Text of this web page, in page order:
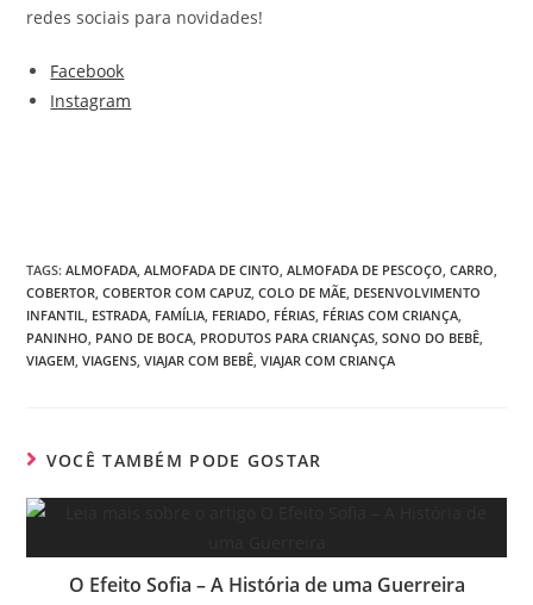
redes sociais para novidades!
Facebook
Instagram
TAGS:ALMOFADA ALMOFADA DE CINTO ALMOFADA DE PESCOÇO CARRO
COBERTOR COBERTOR COM CAPUZ COLO DE MÃE DESENVOLVIMENTO
INFANTIL
ESTRADA FAMÍLIA FERIADO FÉRIAS FÉRIAS COM CRIANÇA
PANINHO PANO DE BOCA PRODUTOS PARA CRIANÇAS SONO DO BEBÊ
VIAGEM VIAGENS VIAJAR COM BEBÊ VIAJAR COM CRIANÇA
VOCÊ TAMBÉM PODE GOSTAR
O Efeito Sofia – A História de uma Guerreira